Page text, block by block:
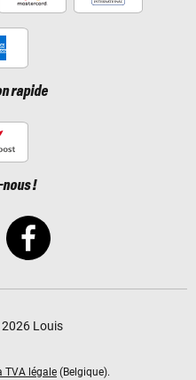
rapide
!
Louis
TVA légale (Belgique).